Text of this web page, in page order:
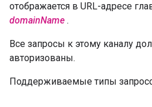
отображается в URL-адресе
domainName .
Все запросы к этому каналу
авторизованы.
Поддерживаемые типы